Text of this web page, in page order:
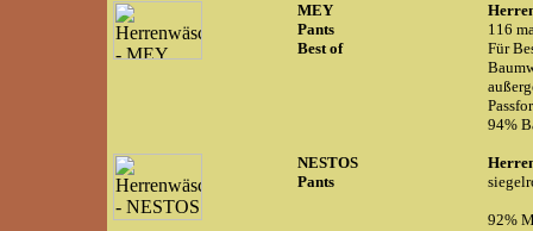
MEY
Pants
Best of
116
Für
94%
NESTOS
Pants
92%